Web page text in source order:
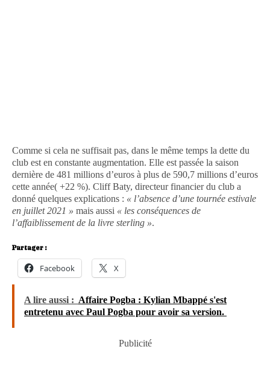
Comme si cela ne suffisait pas, dans le même temps la dette du
club est en constante augmentation. Elle est passée la saison
dernière de 481 millions d’euros à plus de 590,7 millions d’euros
cette année( +22 %). Cliff Baty, directeur financier du club a
donné quelques explications : « l’absence d’une tournée estivale
en juillet 2021 » mais aussi « les conséquences de
l’affaiblissement de la livre sterling ».
Partager :
Facebook X
A lire aussi : Affaire Pogba : Kylian Mbappé s'est
entretenu avec Paul Pogba pour avoir sa version.
Publicité